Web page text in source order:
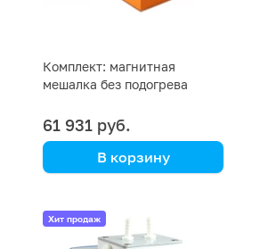
Комплект: магнитная
мешалка без подогрева
PT1000, штатив Primelab
61 931 руб.
В корзину
Хит продаж